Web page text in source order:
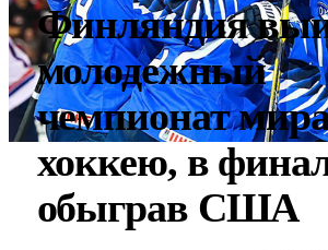
Финляндия
молодежный
чемпионат
хоккею, в
обыграв США